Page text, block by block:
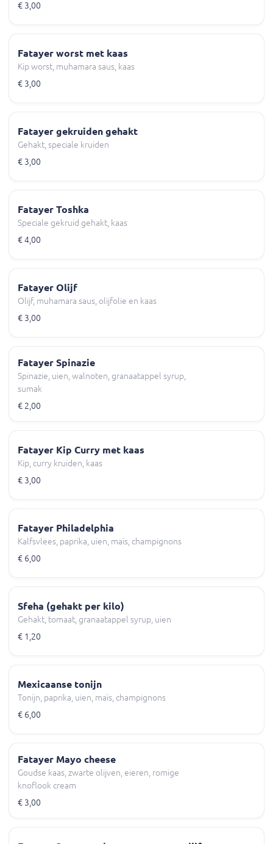
€ 3,00
Fatayer worst met kaas
Kip worst, muhamara saus, kaas
€ 3,00
Fatayer gekruiden gehakt
Gehakt, speciale kruiden
€ 3,00
Fatayer Toshka
Speciale gekruid gehakt, kaas
€ 4,00
Fatayer Olijf
Olijf, muhamara saus, olijfolie en kaas
€ 3,00
Fatayer Spinazie
Spinazie, uien, walnoten, granaatappel syrup,
sumak
€ 2,00
Fatayer Kip Curry met kaas
Kip, curry kruiden, kaas
€ 3,00
Fatayer Philadelphia
Kalfsvlees, paprika, uien, maïs, champignons
€ 6,00
Sfeha (gehakt per kilo)
Gehakt, tomaat, granaatappel syrup, uien
€ 1,20
Mexicaanse tonijn
Tonijn, paprika, uien, maïs, champignons
€ 6,00
Fatayer Mayo cheese
Goudse kaas, zwarte olijven, eieren, romige
knoflook cream
€ 3,00